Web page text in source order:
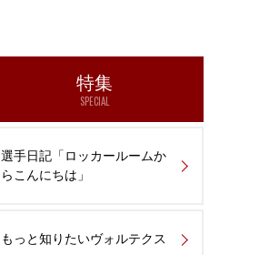
特集
SPECIAL
選手日記「ロッカールームか
らこんにちは」
もっと知りたいヴォルテクス